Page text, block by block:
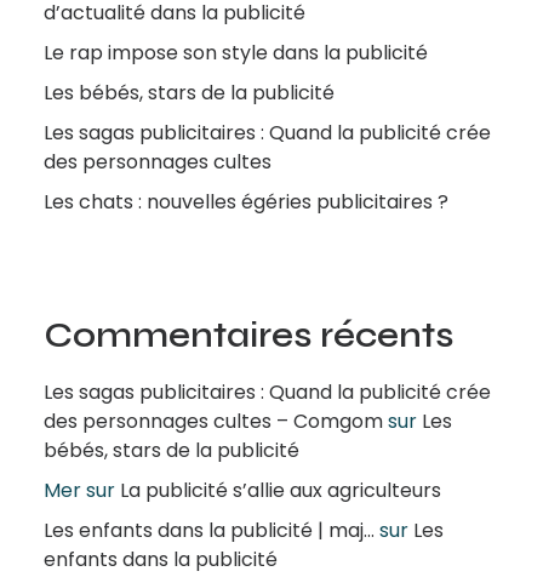
d’actualité dans la publicité
Le rap impose son style dans la publicité
Les bébés, stars de la publicité
Les sagas publicitaires : Quand la publicité crée
des personnages cultes
Les chats : nouvelles égéries publicitaires ?
Commentaires récents
Les sagas publicitaires : Quand la publicité crée
des personnages cultes – Comgomsur Les
bébés, stars de la publicité
Mersur La publicité s’allie aux agriculteurs
Les enfants dans la publicité | maj... sur Les
enfants dans la publicité